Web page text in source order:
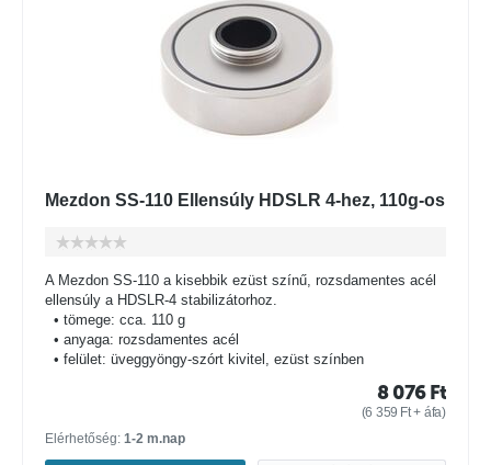
Mezdon SS-110 Ellensúly HDSLR 4-hez, 110g-os
A Mezdon SS-110 a kisebbik ezüst színű, rozsdamentes acél
ellensúly a HDSLR-4 stabilizátorhoz.
• tömege: cca. 110 g
• anyaga: rozsdamentes acél
• felület: üveggyöngy-szórt kivitel, ezüst színben
8 076 Ft
(6 359 Ft+ áfa)
Elérhetőség: 1-2 m.nap